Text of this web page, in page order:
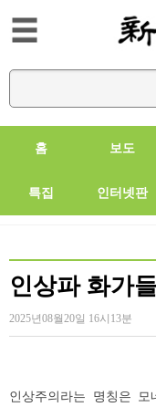
홈 보도
특집 인터넷판
인상파 화가
2025년08월20일 16시13분
인상주의라는 명칭은